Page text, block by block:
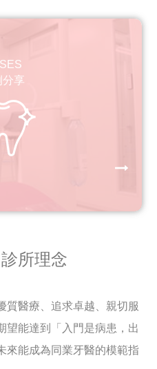
分享
診所理念
質醫療、追求卓越、親切服
望能達到「入門是病患，出
來能成為同業牙醫的模範指